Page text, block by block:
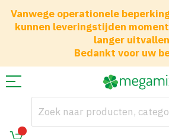
Vanwege operationele
kunnen leveringstijden
langer
Bedankt voor uw